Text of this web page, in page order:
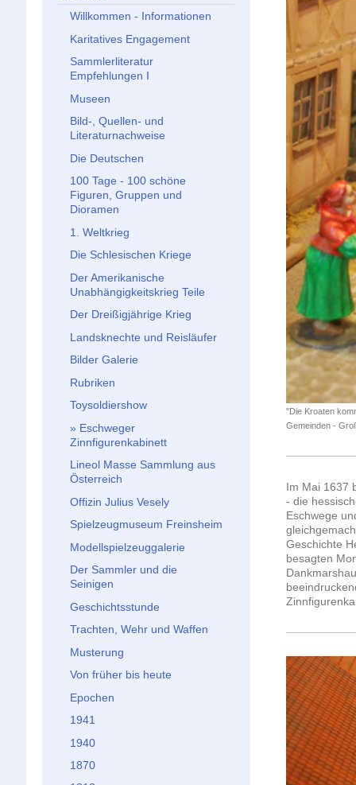
"Die Kroaten
Gemeinden -
Im Mai 1637
- die
Eschwege
Geschichte
besagten
Willkommen - Informationen
Karitatives Engagement
Sammlerliteratur
Empfehlungen I
Museen
Bild-, Quellen- und
Literaturnachweise
Die Deutschen
100 Tage - 100 schöne
Figuren, Gruppen und
Dioramen
1. Weltkrieg
Die Schlesischen Kriege
Der Amerikanische
Unabhängigkeitskrieg Teile
Der Dreißigjährige Krieg
Landsknechte und Reisläufer
Bilder Galerie
Rubriken
Toysoldiershow
Eschweger
Zinnfigurenkabinett
Lineol Masse Sammlung aus
Österreich
Offizin Julius Vesely
Spielzeugmuseum Freinsheim
Modellspielzeuggalerie
Der Sammler und die
Seinigen
Geschichtsstunde
Trachten, Wehr und Waffen
Musterung
Von früher bis heute
Epochen
1941
1940
1870